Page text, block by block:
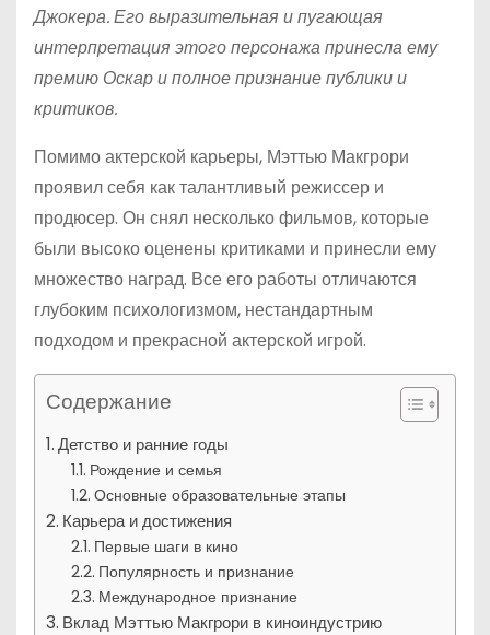
Джокера. Его выразительная и пугающая
интерпретация этого персонажа принесла ему
премию Оскар и полное признание публики и
критиков.
Помимо актерской карьеры, Мэттью Макгрори
проявил себя как талантливый режиссер и
продюсер. Он снял несколько фильмов, которые
были высоко оценены критиками и принесли ему
множество наград. Все его работы отличаются
глубоким психологизмом, нестандартным
подходом и прекрасной актерской игрой.
Содержание
Детство и ранние годы
Рождение и семья
Основные образовательные этапы
Карьера и достижения
Первые шаги в кино
Популярность и признание
Международное признание
Вклад Мэттью Макгрори в киноиндустрию